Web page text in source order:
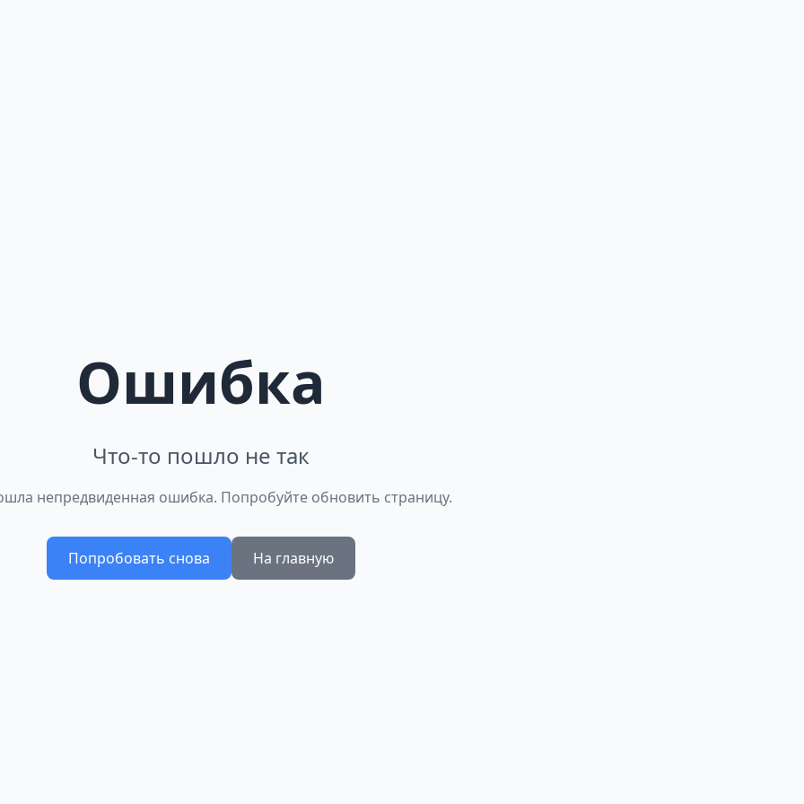
Ошибка
Что-то пошло не так
непредвиденная ошибка. Попробуйте обновить страницу.
Попробовать снова На главную